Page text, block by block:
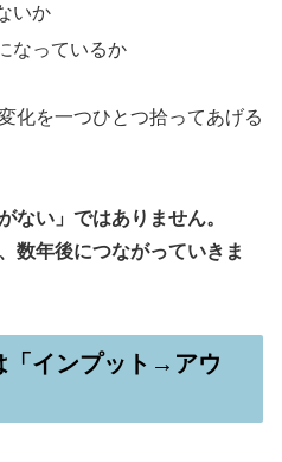
いか
なっているか
化を一つひとつ拾ってあげる
ない」ではありません。
数年後につながっていきま
「インプット→アウ